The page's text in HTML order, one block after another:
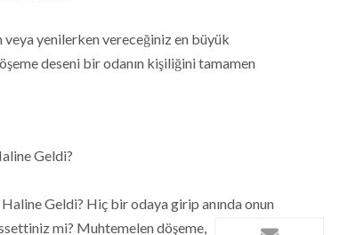
yenilerken vereceğiniz en büyük
deseni bir odanın kişiliğini tamamen
Geldi?
Geldi? Hiç bir odaya girip anında onun
mi? Muhtemelen döşeme,